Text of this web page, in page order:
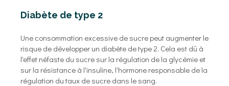
Diabète de type 2
Une consommation excessive de sucre peut augmenter le
risque de développer un diabète de type 2. Cela est dû à
l'effet néfaste du sucre sur la régulation de la glycémie et
sur la résistance à l'insuline, l'hormone responsable de la
régulation du taux de sucre dans le sang.